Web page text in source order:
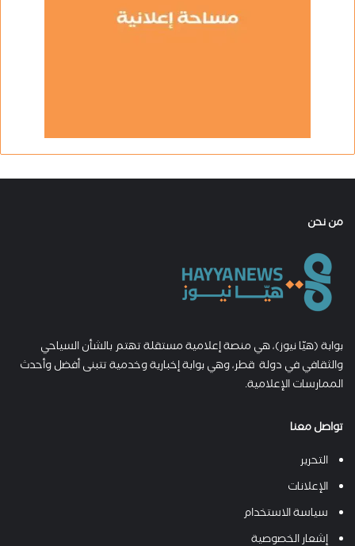
من نحن
بوابة (هيّا نيوز)، هي منصة إعلامية مستقلة تهتم بالشأن السياحي
والثقافي في دولة قطر، وهي بوابة إخبارية وخدمية تتبنى أفضل وأحدث
الممارسات الإعلامية.
تواصل معنا
التحرير
الإعلانات
سياسة الاستخدام
إشعار الخصوصية